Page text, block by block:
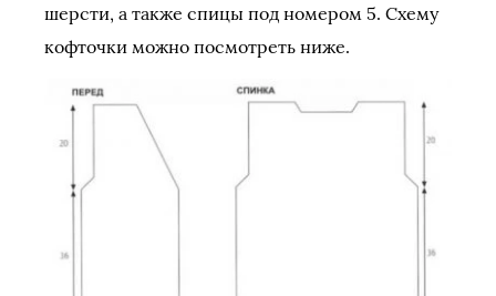
шерсти, а также спицы под номером 5. Схему
кофточки можно посмотреть ниже.